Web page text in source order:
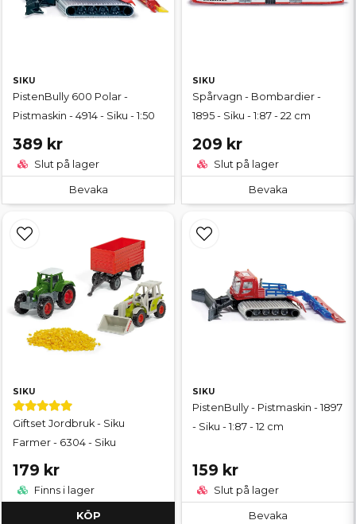
SIKU
PistenBully 600 Polar -
Pistmaskin - 4914 - Siku - 1:50
389 kr
Slut på lager
Bevaka
SIKU
Spårvagn - Bombardier -
1895 - Siku - 1:87 - 22 cm
209 kr
Slut på lager
Bevaka
SIKU
Giftset Jordbruk - Siku
Farmer - 6304 - Siku
179 kr
Finns i lager
KÖP
SIKU
PistenBully - Pistmaskin - 1897
- Siku - 1:87 - 12 cm
159 kr
Slut på lager
Bevaka